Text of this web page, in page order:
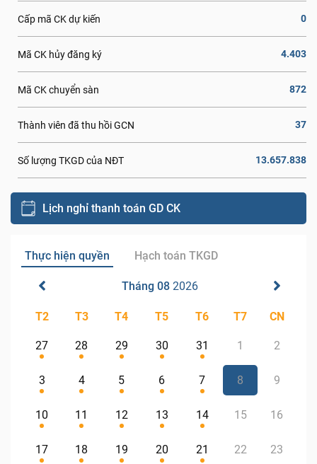
Cấp mã CK dự kiến 0
Mã CK hủy đăng ký 4.403
Mã CK chuyển sàn 872
Thành viên đã thu hồi GCN 37
Số lượng TKGD của NĐT 13.657.838
Lịch nghỉ thanh toán GD CK
Thực hiện quyền Hạch toán TKGD
Tháng 08 2026
T2 T3 T4 T5 T6 T7 CN
27 28 29 30 31 1 2
3 4 5 6 7 8 9
10 11 12 13 14 15 16
17 18 19 20 21 22 23